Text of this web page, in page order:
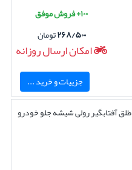
۱۰۰+ فروش موفق
۲۶۸/۵۰۰تومان
امکان ارسال روزانه
جزییات و خرید ...
طلق آفتابگیر رولی شیشه جلو خودرو